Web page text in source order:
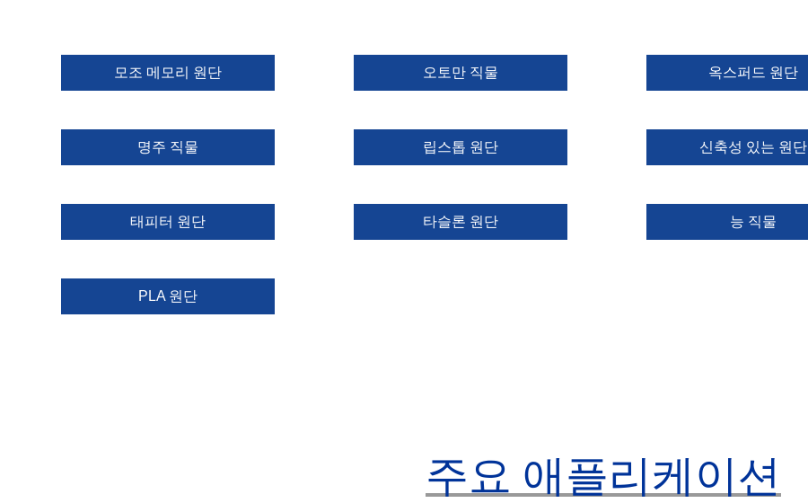
모조 메모리 원단 오토만 직물 옥스퍼드 원단
명주 직물 립스톱 원단 신축성 있는 원단
태피터 원단 타슬론 원단 능 직물
PLA 원단
주요 애플리케이션